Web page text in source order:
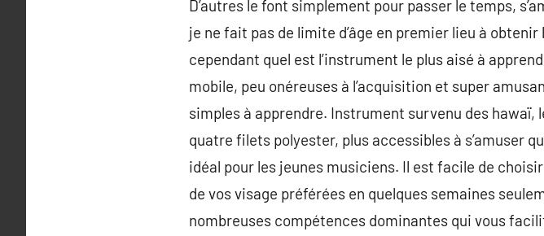
D’autres le font simplement pour passer le temps,
je ne fait pas de limite d’âge en premier lieu à
cependant quel est l’instrument le plus aisé à
mobile, peu onéreuses à l’acquisition et super
simples à apprendre. Instrument survenu des
quatre filets polyester, plus accessibles à s’amuser
idéal pour les jeunes musiciens. Il est facile de
de vos visage préférées en quelques semaines
nombreuses compétences dominantes qui vous